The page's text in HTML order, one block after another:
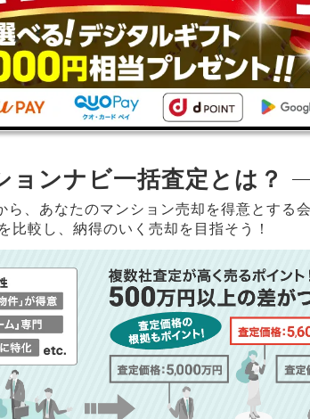
ョンナビ一括査定とは？
、 あなたのマンション売却を得意とする
比較し、納得のいく売却を目指そう！